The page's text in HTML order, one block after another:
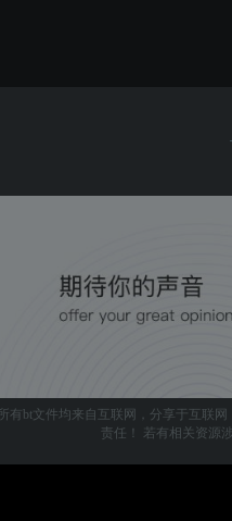
有bt文件均来自互联网，分享于互联
责任！ 若有相关资源